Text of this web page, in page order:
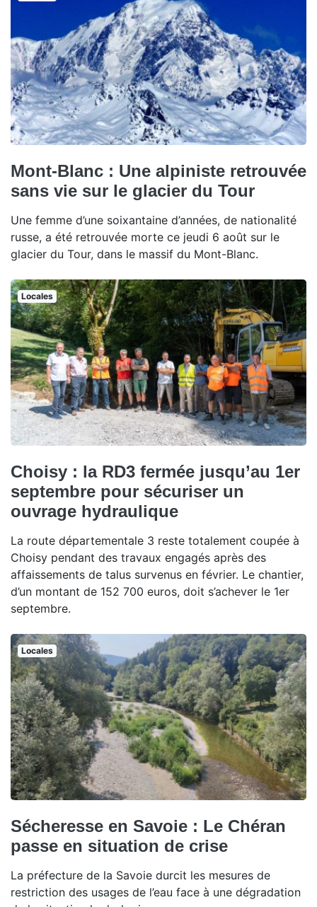
Mont-Blanc : Une alpiniste retrouvée
sans vie sur le glacier du Tour
Une femme d’une soixantaine d’années, de nationalité
russe, a été retrouvée morte ce jeudi 6 août sur le
glacier du Tour, dans le massif du Mont-Blanc.
Locales
Choisy : la RD3 fermée jusqu’au 1er
septembre pour sécuriser un
ouvrage hydraulique
La route départementale 3 reste totalement coupée à
Choisy pendant des travaux engagés après des
affaissements de talus survenus en février. Le chantier,
d’un montant de 152 700 euros, doit s’achever le 1er
septembre.
Locales
Sécheresse en Savoie : Le Chéran
passe en situation de crise
La préfecture de la Savoie durcit les mesures de
restriction des usages de l’eau face à une dégradation